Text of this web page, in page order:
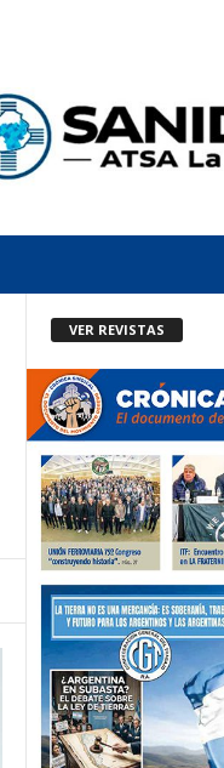
VER REVISTAS